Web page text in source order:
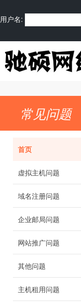
用户名:
常见问题
首页
虚拟主机问题
域名注册问题
企业邮局问题
网站推广问题
其他问题
主机租用问题